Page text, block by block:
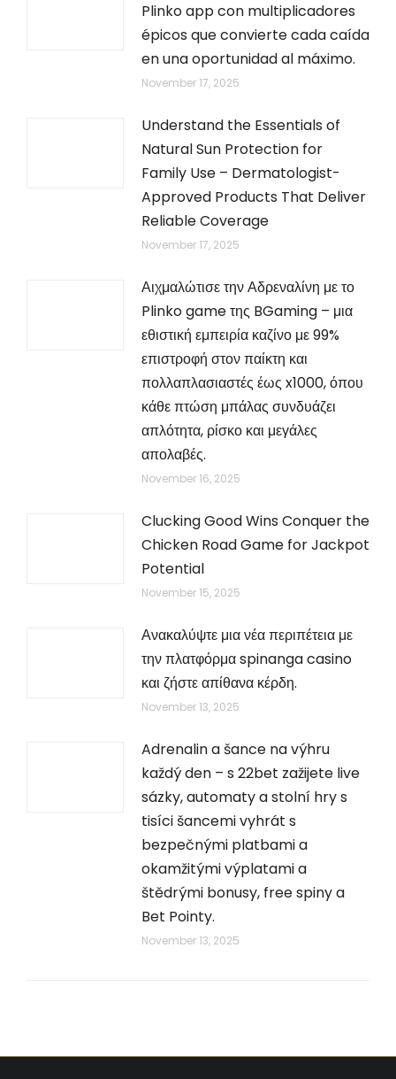
Plinko app con multiplicadores
épicos que convierte cada caída
en una oportunidad al máximo.
November 17, 2025
Understand the Essentials of
Natural Sun Protection for
Family Use – Dermatologist-
Approved Products That Deliver
Reliable Coverage
November 17, 2025
Αιχμαλώτισε την Αδρεναλίνη με το
Plinko game της BGaming – μια
εθιστική εμπειρία καζίνο με 99%
επιστροφή στον παίκτη και
πολλαπλασιαστές έως x1000, όπου
κάθε πτώση μπάλας συνδυάζει
απλότητα, ρίσκο και μεγάλες
απολαβές.
November 16, 2025
Clucking Good Wins Conquer the
Chicken Road Game for Jackpot
Potential
November 15, 2025
Ανακαλύψτε μια νέα περιπέτεια με
την πλατφόρμα spinanga casino
και ζήστε απίθανα κέρδη.
November 13, 2025
Adrenalin a šance na výhru
každý den – s 22bet zažijete live
sázky, automaty a stolní hry s
tisíci šancemi vyhrát s
bezpečnými platbami a
okamžitými výplatami a
štědrými bonusy, free spiny a
Bet Pointy.
November 13, 2025